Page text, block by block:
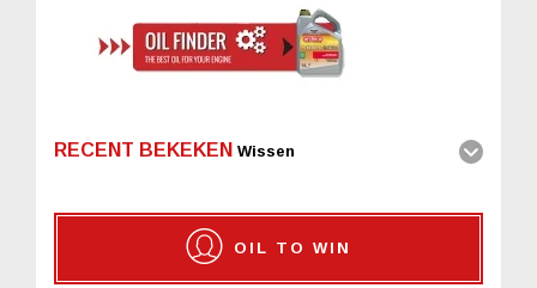
RECENT BEKEKEN Wissen
OIL TO WIN